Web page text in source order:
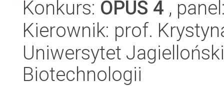
Konkurs: OPUS 4 ,
Kierownik: prof.
Uniwersytet
Biotechnologii